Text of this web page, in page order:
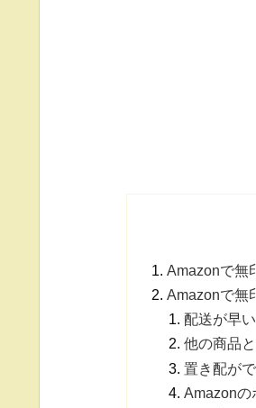
Amazonで無
Amazonで無
配送が早い
他の商品
置き配が
Amazonの